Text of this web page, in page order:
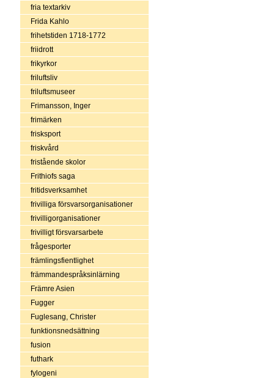
fria textarkiv
Frida Kahlo
frihetstiden 1718-1772
friidrott
frikyrkor
friluftsliv
friluftsmuseer
Frimansson, Inger
frimärken
frisksport
friskvård
fristående skolor
Frithiofs saga
fritidsverksamhet
frivilliga försvarsorganisationer
frivilligorganisationer
frivilligt försvarsarbete
frågesporter
främlingsfientlighet
främmandespråksinlärning
Främre Asien
Fugger
Fuglesang, Christer
funktionsnedsättning
fusion
futhark
fylogeni